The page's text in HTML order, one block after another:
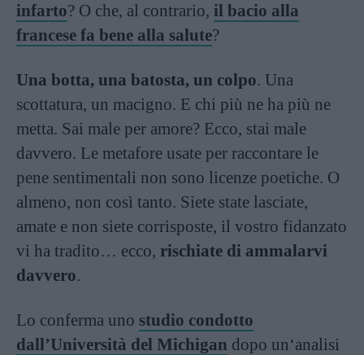
infarto? O che, al contrario, il bacio alla
francese fa bene alla salute?
Una botta, una batosta, un colpo. Una
scottatura, un macigno. E chi più ne ha più ne
metta. Sai male per amore? Ecco, stai male
davvero. Le metafore usate per raccontare le
pene sentimentali non sono licenze poetiche. O
almeno, non così tanto. Siete state lasciate,
amate e non siete corrisposte, il vostro fidanzato
vi ha tradito… ecco, rischiate di ammalarvi
davvero.
Lo conferma uno studio condotto
dall’Università del Michigan dopo un‘analisi